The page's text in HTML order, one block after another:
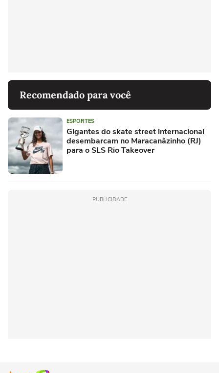
Recomendado para você
ESPORTES
Gigantes do skate street internacional
desembarcam no Maracanãzinho (RJ)
para o SLS Rio Takeover
PUBLICIDADE